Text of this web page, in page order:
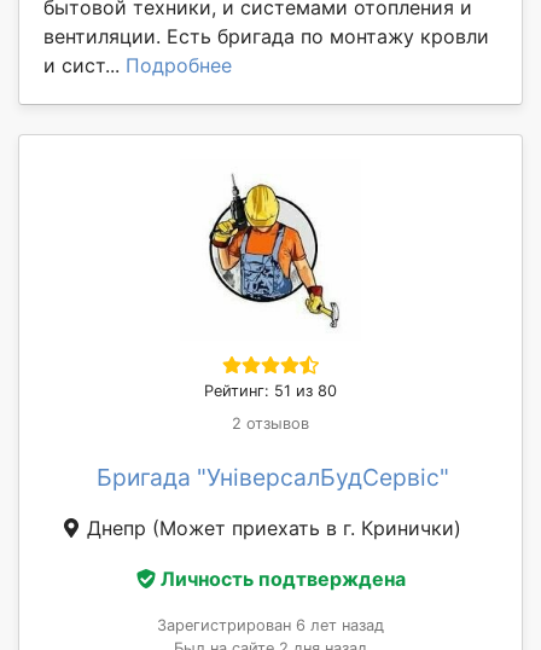
бытовой техники, и системами отопления и
вентиляции. Есть бригада по монтажу кровли
и сист... Подробнее
Рейтинг: 51 из 80
2 отзывов
Бригада "УніверсалБудСервіс"
Днепр (Может приехать в г. Кринички)
Личность подтверждена
Зарегистрирован 6 лет назад